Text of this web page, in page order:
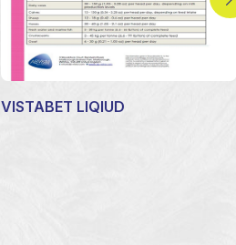
VISTABET LIQIUD